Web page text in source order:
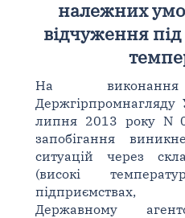
належних
відчуження під
На виконання
Держгірпромнагляду
липня 2013 року N
запобігання
ситуацій через
(високі
підприємствах,
Державному